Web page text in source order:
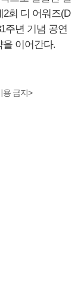
2회 디 어워즈(D
주년 기념 공연
을 이어간다.
용 금지>